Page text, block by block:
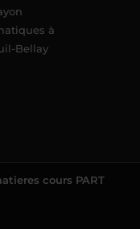
à
Bellay
cours PART